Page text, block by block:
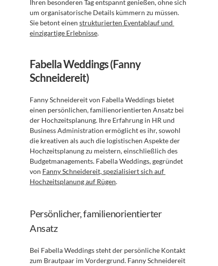
Ihren besonderen Tag entspannt genießen, ohne sich
um organisatorische Details kümmern zu müssen.
Sie betont einen strukturierten Eventablauf und
einzigartige Erlebnisse.
Fabella Weddings (Fanny
Schneidereit)
Fanny Schneidereit von Fabella Weddings bietet
einen persönlichen, familienorientierten Ansatz bei
der Hochzeitsplanung. Ihre Erfahrung in HR und
Business Administration ermöglicht es ihr, sowohl
die kreativen als auch die logistischen Aspekte der
Hochzeitsplanung zu meistern, einschließlich des
Budgetmanagements. Fabella Weddings, gegründet
von Fanny Schneidereit, spezialisiert sich auf
Hochzeitsplanung auf Rügen.
Persönlicher, familienorientierter
Ansatz
Bei Fabella Weddings steht der persönliche Kontakt
zum Brautpaar im Vordergrund. Fanny Schneidereit